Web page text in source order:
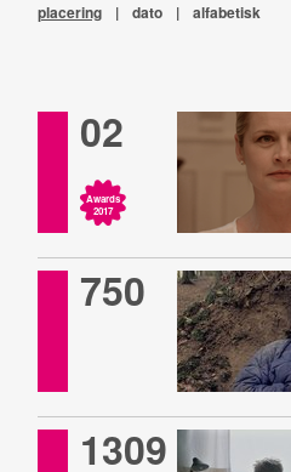
placering | dato | alfabetisk
02
Awards
2017
750
1309